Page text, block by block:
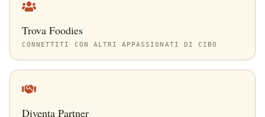
Trova Foodies
CONNETTITI CON ALTRI APPASSIONATI DI CIBO
Diventa Partner